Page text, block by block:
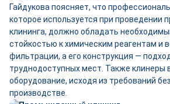
Гайдукова поясняет, что
которое используется при проведении
клининга, должно обладать
стойкостью к химическим реагентам и
фильтрации, а его конструкция —
труднодоступных мест. Также клинеры
оборудование, исходя из требований
производстве.